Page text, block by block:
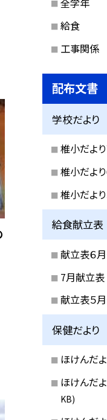
給食
工事関係
配布文書
学校だより
椎小だよ
椎小だよ
椎小だよ
給食献立表
献立表６
7月献立表
献立表５
保健だより
ほけんだ
ほけんだ
KB)